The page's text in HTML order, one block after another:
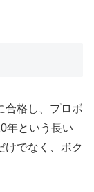
合格し、プロボ
年という長い
けでなく、ボク